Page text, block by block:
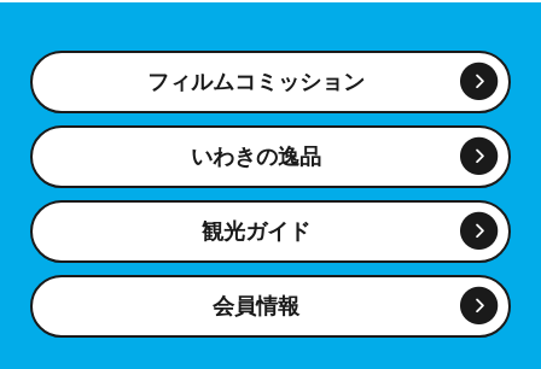
フィルムコミッション
いわきの逸品
観光ガイド
会員情報